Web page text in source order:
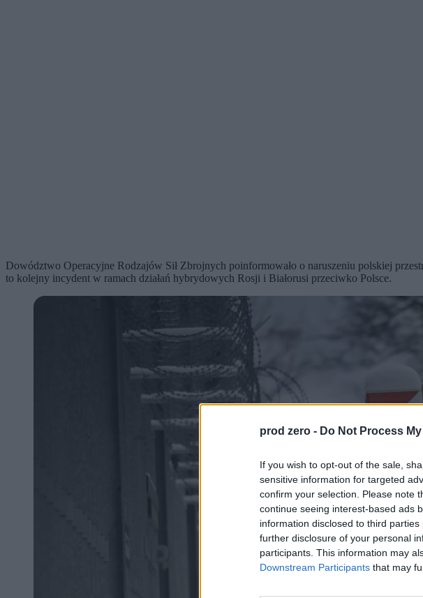
prod zero - Do Not Process
If you wish to opt-out of the sale,
sensitive information for targeted
confirm your selection. Please note
continue seeing interest-based ads
information disclosed to third
further disclosure of your personal
participants. This information may
Downstream Participants that may
Dowództwo Operacyjne Rodzajów Sił Zbrojnych poinformowało o naruszeniu polskiej
to kolejny incydent w ramach działań hybrydowych Rosji i Białorusi przeciwko Polsce.